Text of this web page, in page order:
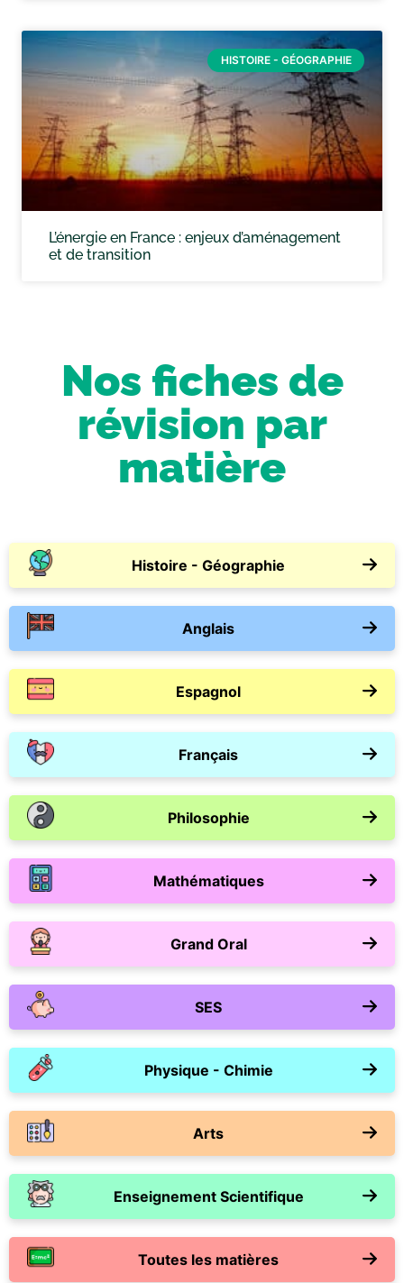
HISTOIRE - GÉOGRAPHIE
L’énergie en France : enjeux d’aménagement
et de transition
Nos fiches de
révision par
matière
Histoire - Géographie
Anglais
Espagnol
Français
Philosophie
Mathématiques
Grand Oral
SES
Physique - Chimie
Arts
Enseignement Scientifique
Toutes les matières